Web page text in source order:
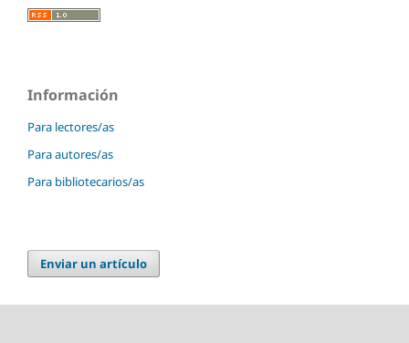
Información
Para lectores/as
Para autores/as
Para bibliotecarios/as
Enviar un artículo